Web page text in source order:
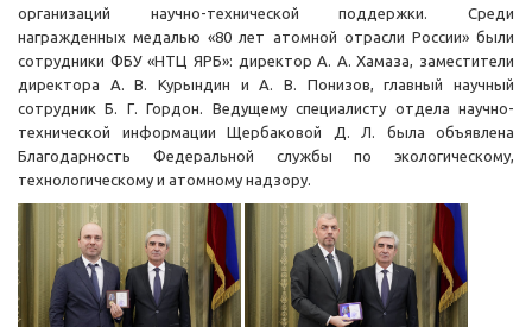
организаций научно-технической поддержки. Среди
награжденных медалью «80 лет атомной отрасли России» были
сотрудники ФБУ «НТЦ ЯРБ»: директор А. А. Хамаза, заместители
директора А. В. Курындин и А. В. Понизов, главный научный
сотрудник Б. Г. Гордон. Ведущему специалисту отдела научно-
технической информации Щербаковой Д. Л. была объявлена
Благодарность Федеральной службы по экологическому,
технологическому и атомному надзору.